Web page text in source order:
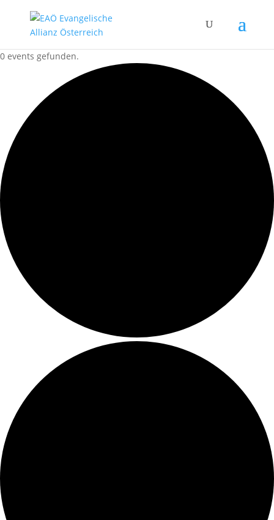
0 events gefunden.